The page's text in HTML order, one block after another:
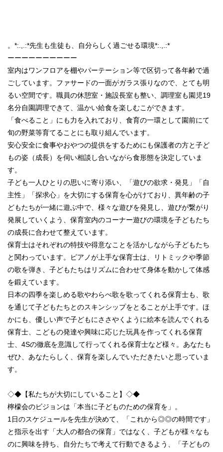
。*:.,.:*先生も生徒も、自分らしく過ごせる環境*:.,.:*
ーーーーーーーーーー
室内はワンフロアを棚やパーテーション等で区切って各年齢で過
ごしています。ファサードの一面がガラス張りなので、とても明
るい空間です。職員の休憩室・施設長室も整い、調理室も園児19
名分自園調理できて、温かい給食を楽しむこができます。
「食べること」にも力を入れており、食育の一環として園前にて
旬の野菜等育てることにも取り組んでいます。
安心安全に食事やおやつの提供をするためにも保護者の方と子ど
もの姿（成長）を伺い相談し合いながら食形態を決定していま
す。
子ども一人ひとりの思いに寄り添い、「遊びの欲求・発見」「自
主性」「探求心」を大切にする保育を心がけており、異年齢の子
どもたちが一緒に遊ぶ中で、様々な遊びを発見し、遊びが繋がり
発展していくよう、保育室内のコーナー遊びの環境を子どもたち
の成長に合わせて整えています。
保育士はそれぞれの特技や得意なことを活かしながら子どもたち
と関わっています。ピアノが上手な保育士は、リトミックや季節
の歌を弾き、子どもたちはリズムに合わせて身体を動かして体感
を鍛えています。
日本の四季を楽しめる歌やわらべ歌を歌ってくれる保育士も、歌
を通じて子どもたちとのスキンシップをとることが上手です。ほ
かにも、優しい声で子どもにささやくように絵本を読んでくれる
保育士、こどもの発達や興味に応じた玩具を作ってくれる保育
士、4Sの徹底を意識して行ってくれる保育士など様々。あなたも
ぜひ、あなたらしく、保育を楽しんでいただきたいと思っていま
す。
◇◆【私たちが大切にしていること】◇◆
檸檬会のビジョンは「本当に子どものための保育を」。
1日のスケジュールを先生が決めて、「これから◎◎の時間です」
と指示を出す「大人の都合の保育」ではなく、子どもが様々なも
のに興味を持ち、自分たちで考えて行動できるよう、「子どもの